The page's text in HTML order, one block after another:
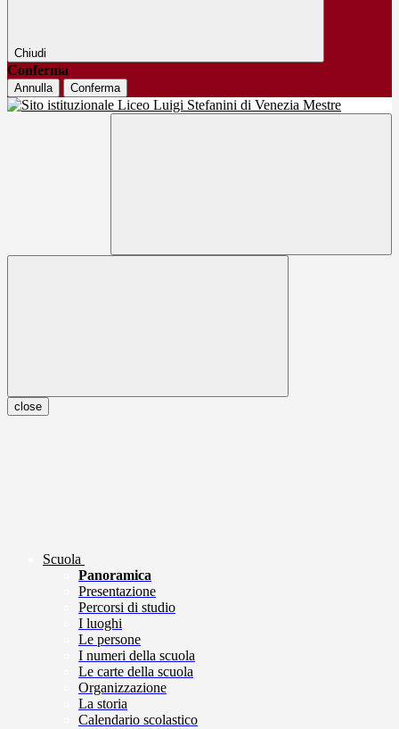
Chiudi
Conferma
Annulla Conferma
close
Scuola
Panoramica
Presentazione
Percorsi di studio
I luoghi
Le persone
I numeri della scuola
Le carte della scuola
Organizzazione
La storia
Calendario scolastico